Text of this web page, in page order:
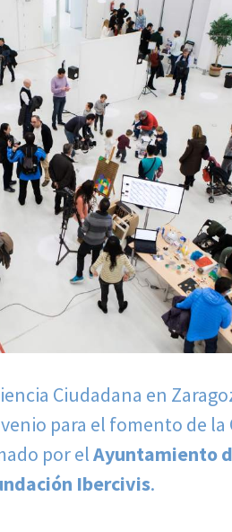
Ciudadana en
para el fomento de la
por elAyuntamiento
Ibercivis.